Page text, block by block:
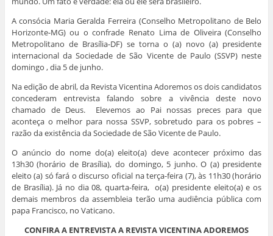
A consócia Maria Geralda Ferreira (Conselho Metropolitano de Belo
Horizonte-MG) ou o confrade Renato Lima de Oliveira (Conselho
Metropolitano de Brasília-DF) se torna o (a) novo (a) presidente
internacional da Sociedade de São Vicente de Paulo (SSVP) neste
domingo , dia 5 de junho.
Na edição de abril, da Revista Vicentina Adoremos os dois candidatos
concederam entrevista falando sobre a vivência deste novo
chamado de Deus. Elevemos ao Pai nossas preces para que
aconteça o melhor para nossa SSVP, sobretudo para os pobres –
razão da existência da Sociedade de São Vicente de Paulo.
O anúncio do nome do(a) eleito(a) deve acontecer próximo das
13h30 (horário de Brasília), do domingo, 5 junho. O (a) presidente
eleito (a) só fará o discurso oficial na terça-feira (7), às 11h30 (horário
de Brasília). Já no dia 08, quarta-feira, o(a) presidente eleito(a) e os
demais membros da assembleia terão uma audiência pública com
papa Francisco, no Vaticano.
CONFIRA A ENTREVISTA A REVISTA VICENTINA ADOREMOS